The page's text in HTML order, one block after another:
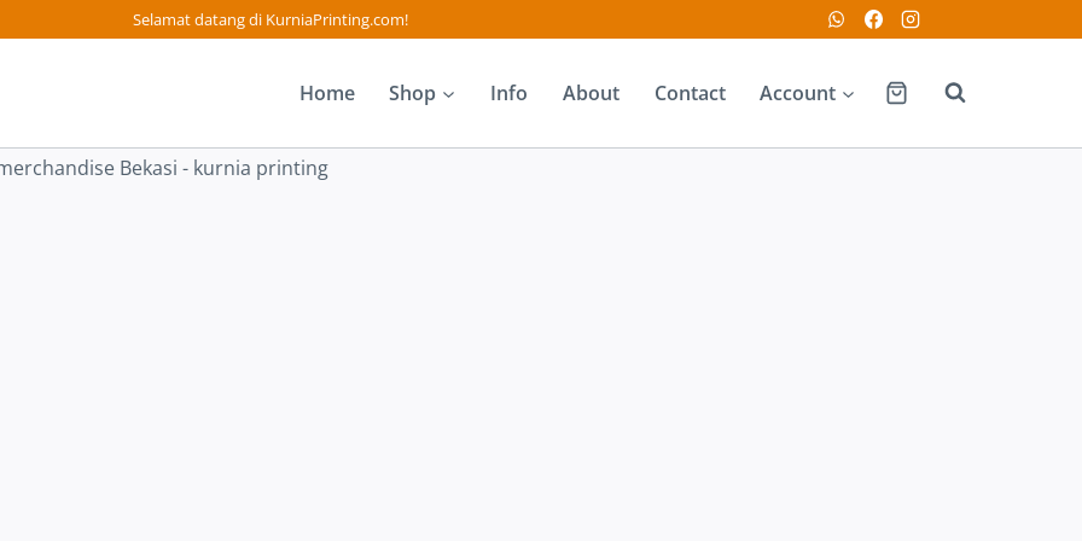
Selamat datang di KurniaPrinting.com!
Home Shop Info About Contact Account